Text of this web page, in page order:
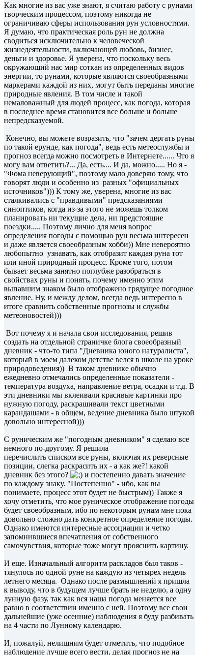
Как многие из вас уже знают, я считаю работу с рунами
творческим процессом, поэтому никогда не
ограничиваю сферы использования рун условностями.
Я думаю, что практическая роль рун не должна
сводиться исключительно к человеческой
жизнедеятельности, включающей любовь, бизнес,
деньги и здоровье. Я уверена, что поскольку весь
окружающий нас мир соткан из определенных видов
энергии, то рунами, которые являются своеобразными
маркерами каждой из них, могут быть переданы многие
природные явления. В том числе и такой
немаловажный для людей процесс, как погода, которая
в последнее время становится все больше и больше
непредсказуемой.
Конечно, вы можете возразить, что "зачем дергать руны
по такой ерунде, как погода", ведь есть метеослужбы и
прогноз всегда можно посмотреть в Интернете...... Что я
могу вам ответить?... Да, есть.... И да, можно..... Но я -
"Фома неверующий", поэтому мало доверяю тому, что
говорят люди и особенно из разных "официальных
источников"))) К тому же, уверена, многие из вас
сталкивались с "правдивыми" предсказаниями
синоптиков, когда из-за этого не можешь толком
планировать ни текущие дела, ни предстоящие
поездки..... Поэтому лично для меня вопрос
определения погоды с помощью рун весьма интересен
и даже является своеобразным хобби)) Мне невероятно
любопытно узнавать, как отобразит каждая руна тот
или иной природный процесс. Кроме того, потом
бывает весьма занятно поглубже разобраться в
свойствах руны и понять, почему именно этим
выпавшим знаком было отображено грядущее погодное
явление. Ну, и между делом, всегда ведь интересно в
итоге сравнить собственные прогнозы и службы
метеоновостей)))
Вот почему я и начала свои исследования, решив
создать на отдельной страничке блога своеобразный
дневник - что-то типа "Дневника юного натуралиста",
который в моем далеком детстве велся в школе на уроке
природоведения)) В таком дневнике обычно
ежедневно отмечались определенные показатели -
температура воздуха, направление ветра, осадки и т.д. В
эти дневники мы вклеивали красивые картинки про
нужную погоду, раскрашивали текст цветными
карандашами - в общем, ведение дневника было штукой
довольно интересной)))
С руническим же "погодным дневником" я сделаю все
немного по-другому. Я решила
перечислить списком все руны, включая их реверсные
позиции, слегка раскрасить их - а как же?! какой
дневник без этого?
и постепенно давать значение
по каждому знаку. "Постепенно" - ибо, как вы
понимаете, процесс этот будет не быстрым)) Также я
хочу отметить, что мое руническое отображение погоды
будет своеобразным, ибо по некоторым рунам мне пока
довольно сложно дать конкретное определение погоды.
Однако имеются интересные ассоциации и четко
запомнившиеся впечатления от собственного
самочувствия, которые тоже могут прояснить картину.
И еще. Изначальный алгоритм раскладов был таков -
тянулось по одной руне на каждую из четырех недель
летнего месяца. Однако после размышлений я пришла
к выводу, что в будущем лучше брать не неделю, а одну
лунную фазу, так как вся наша погода меняется все
равно в соответствии именно с ней. Поэтому все свои
дальнейшие (уже осенние) наблюдения я буду разбивать
на 4 части по Лунному календарю.
И, пожалуй, нелишним будет отметить, что подобное
наблюдение лучше всего вести, делая прогноз не на